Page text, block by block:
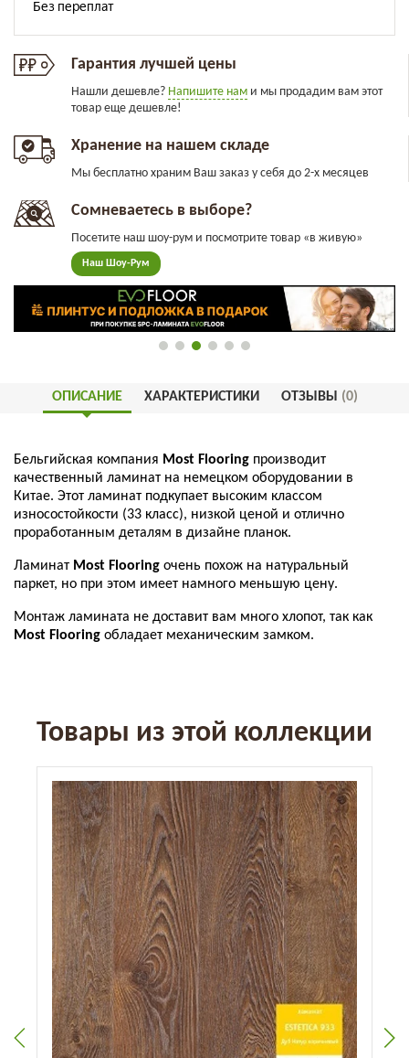
Гарантия лучшей цены
Нашли дешевле? Напишите нам и мы продадим вам этот
товар еще дешевле!
Хранение на нашем складе
Мы бесплатно храним Ваш заказ у себя до 2-х месяцев
Сомневаетесь в выборе?
Посетите наш шоу-рум и посмотрите товар «в живую»
Наш Шоу-Рум
ОПИСАНИЕ ХАРАКТЕРИСТИКИ ОТЗЫВЫ (0)
Бельгийская компания Most Flooring производит
качественный ламинат на немецком оборудовании в
Китае. Этот ламинат подкупает высоким классом
износостойкости (33 класс), низкой ценой и отлично
проработанным деталям в дизайне планок.
Ламинат Most Flooring очень похож на натуральный
паркет, но при этом имеет намного меньшую цену.
Монтаж ламината не доставит вам много хлопот, так как
Most Flooring обладает механическим замком.
Товары из этой коллекции